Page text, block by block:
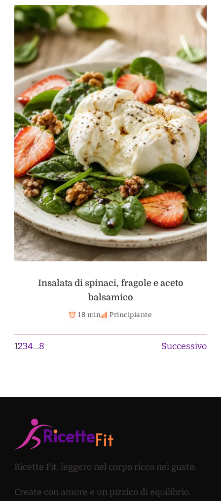
Insalata di spinaci, fragole e aceto
balsamico
18 min Principiante
1234…8 Successivo
Ricette Fit, leggero nel corpo ricco nel gusto.
Create con amore e un pizzico di equilibrio.